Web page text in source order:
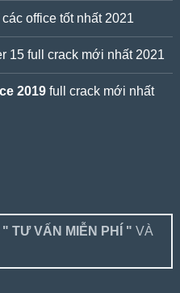
office tốt nhất 2021
15 full crack mới nhất 2021
2019full crack mới nhất
" TƯ VẤN MIỄN PHÍ " VÀ